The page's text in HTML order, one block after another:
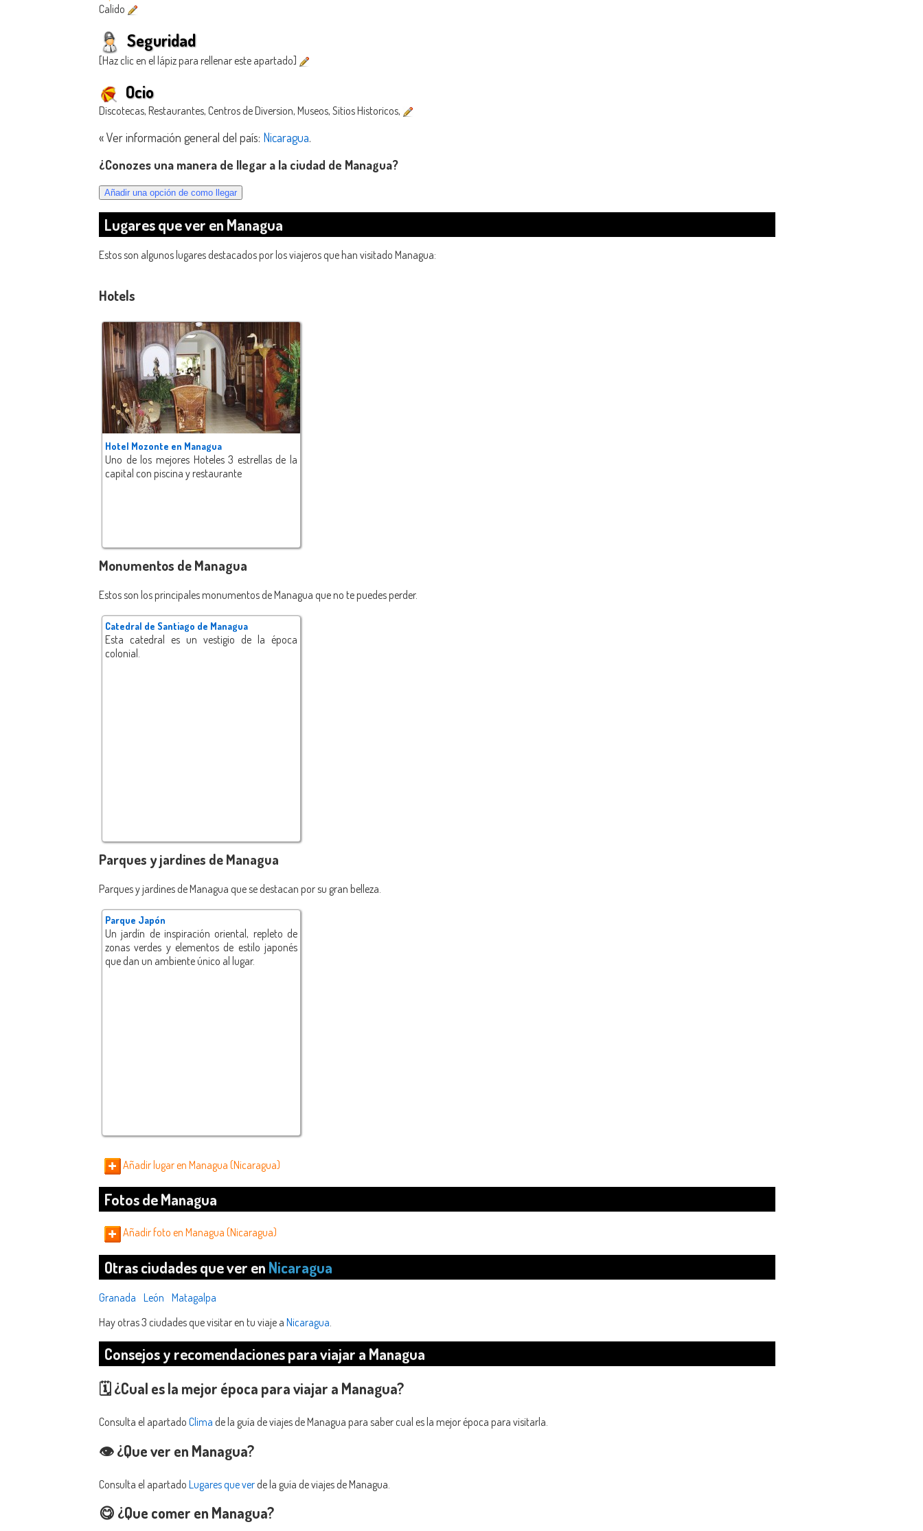
Calido
Seguridad
[Haz clic en el lápiz para rellenar este apartado]
Ocio
Discotecas, Restaurantes, Centros de Diversion, Museos, Sitios Historicos,
« Ver información general del país: Nicaragua.
¿Conozes una manera de llegar a la ciudad de Managua?
Lugares que ver en Managua
Estos son algunos lugares destacados por los viajeros que han visitado Managua:
Hotels
Hotel Mozonte en Managua
Uno de los mejores Hoteles 3 estrellas de la
capital con piscina y restaurante
Monumentos de Managua
Estos son los principales monumentos de Managua que no te puedes perder.
Catedral de Santiago de Managua
Esta catedral es un vestigio de la época
colonial.
Parques y jardines de Managua
Parques y jardines de Managua que se destacan por su gran belleza.
Parque Japón
Un jardín de inspiración oriental, repleto de
zonas verdes y elementos de estilo japonés
que dan un ambiente único al lugar.
Añadir lugar en Managua (Nicaragua)
Fotos de Managua
Añadir foto en Managua (Nicaragua)
Otras ciudades que ver en Nicaragua
Granada León Matagalpa
Hay otras 3 ciudades que visitar en tu viaje a Nicaragua
Consejos y recomendaciones para viajar a Managua
🗓️ ¿Cual es la mejor época para viajar a Managua?
Consulta el apartado Clima de la guía de viajes de Managua para saber cual es la mejor época para visitarla.
👁️ ¿Que ver en Managua?
Consulta el apartado Lugares que ver de la guía de viajes de Managua.
😋 ¿Que comer en Managua?